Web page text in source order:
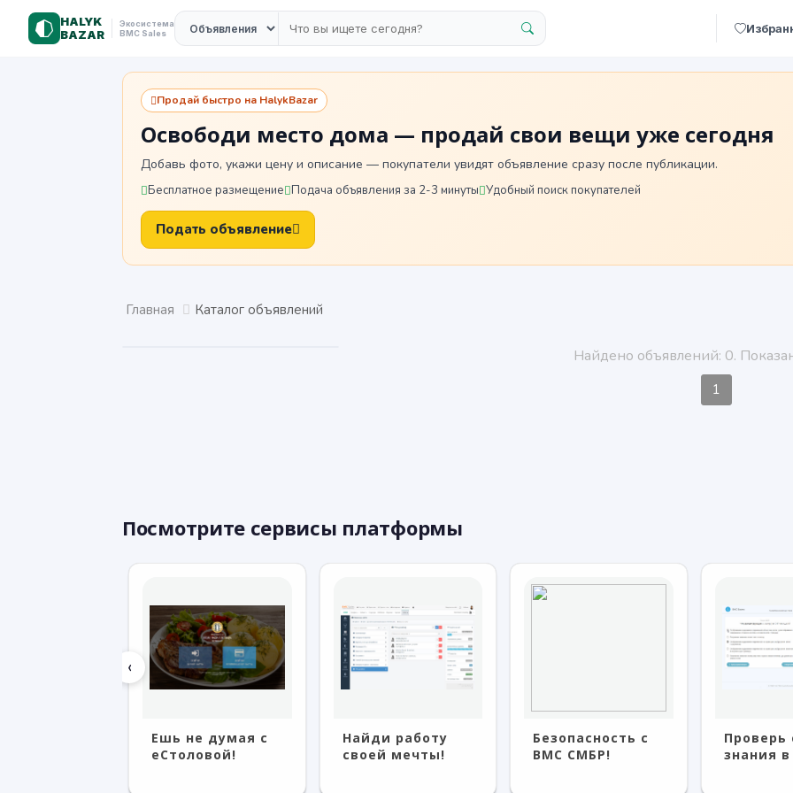
HALYK
BAZAR
Экосистема
BMC Sales
Продай быстро на HalykBazar
Освободи место дома — продай свои вещи уже сегодня
Добавь фото, укажи цену и описание — покупатели увидят объявление сразу после публикации.
Бесплатное размещение Подача объявления за 2-3 минуты Удобный поиск покупателей
Подать объявление
Главная Каталог объявлений
Найдено объявлений: 0.
1
Посмотрите сервисы платформы
‹
Найди работу
своей мечты!
Безопасность с
BMC СМБР!
Проверь свои
знания в Exams!
С
проще